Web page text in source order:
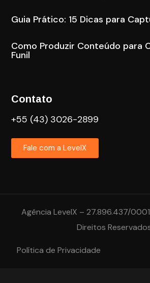
Guia Prático: 15 Dicas para
Como Produzir Conteúdo para
Funil
Contato
+55 (43) 3026-2899
Fale com a LevelX
Agência LevelX – 27.896.437/
Direitos
Política de Privacidade